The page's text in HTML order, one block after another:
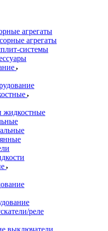
агрегаты
агрегаты
системы
жидкостные
реле
выключатели